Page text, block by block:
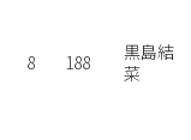
8 188
黒島結
菜